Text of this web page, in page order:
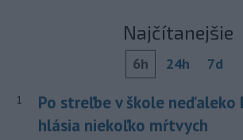
Najčítanejšie
6h 24h 7d
1
Po streľbe v škole neďaleko
hlásia niekoľko mŕtvych